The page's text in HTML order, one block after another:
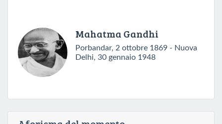
Mahatma Gandhi
Porbandar, 2 ottobre 1869 - Nuova
Delhi, 30 gennaio 1948